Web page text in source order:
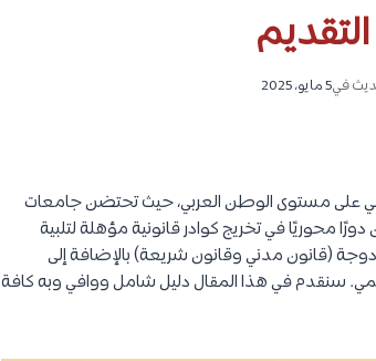
في5 مايو، 2025
على مستوى الوطن العربي، حيث تحتضن جامعات
محوريًا في تخريج كوادر قانونية مؤهلة لتلبية
(قانون مدني وقانون شريعة) بالإضافة إلى
سنقدم في هذا المقال دليل شامل ووافي وبه كافة